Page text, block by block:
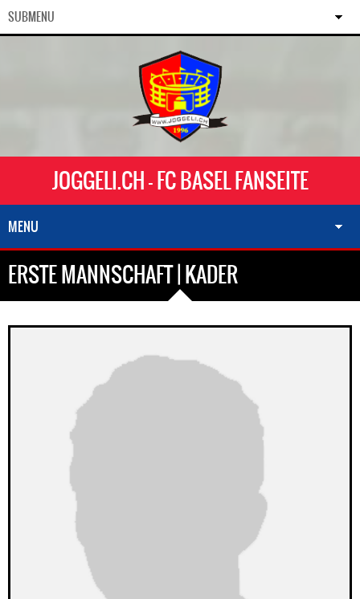
SUBMENU
JOGGELI.CH - FC BASEL FANSEITE
MENU
ERSTE MANNSCHAFT | KADER